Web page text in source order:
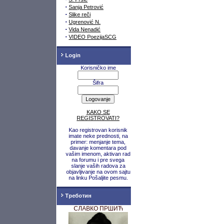
· Sanja Petrović
· Slike reči
· Ugrenović N.
· Vida Nenadić
· VIDEO PoezijaSCG
Login
Korisničko ime
Šifra
KAKO SE
REGISTROVATI?
Kao registrovan korisnik
imate neke prednosti, na
primer: menjanje tema,
davanje komentara pod
vašim imenom, aktivan rad
na forumu i pre svega
slanje vaših radova za
objavljivanje na ovom sajtu
na linku Pošaljite pesmu.
Треботин
СЛАВКО ПРШИЋ